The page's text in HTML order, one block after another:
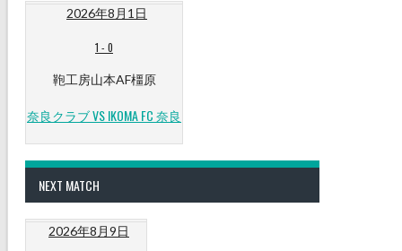
2026年8月1日
1 - 0
鞄工房山本AF橿原
奈良クラブ VS IKOMA FC 奈良
NEXT MATCH
2026年8月9日